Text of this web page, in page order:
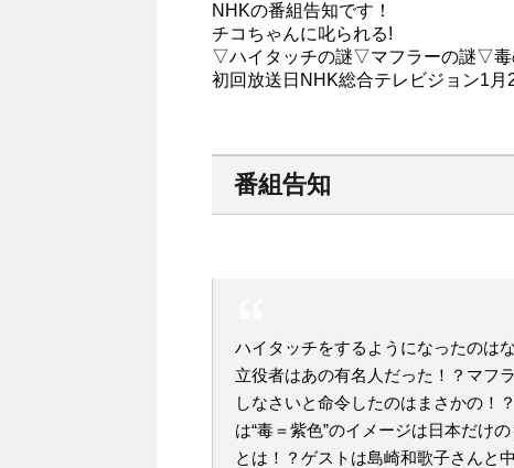
NHKの番組告知です！
チコちゃんに叱られる!
▽ハイタッチの謎▽マフラーの謎▽毒
初回放送日NHK総合テレビジョン1月
番組告知
ハイタッチをするようになったのは
立役者はあの有名人だった！？マフ
しなさいと命令したのはまさかの！
は“毒＝紫色”のイメージは日本だけ
とは！？ゲストは島崎和歌子さんと